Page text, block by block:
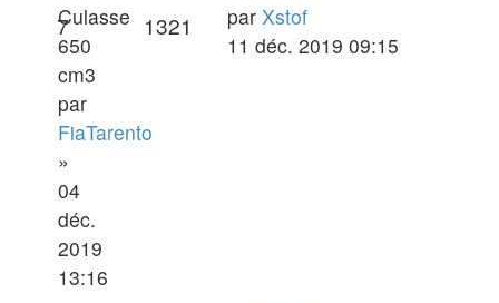
Culasse
650
cm3
par
FiaTarento
»
04
déc.
2019
13:16
7Réponses1321 VuesDernier
message
par Xstof
11 déc. 2019 09:15